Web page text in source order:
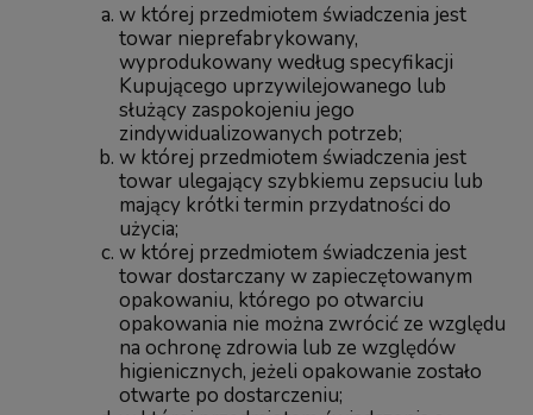
w której przedmiotem świadczenia jest
towar nieprefabrykowany,
wyprodukowany według specyfikacji
Kupującego uprzywilejowanego lub
służący zaspokojeniu jego
zindywidualizowanych potrzeb;
w której przedmiotem świadczenia jest
towar ulegający szybkiemu zepsuciu lub
mający krótki termin przydatności do
użycia;
w której przedmiotem świadczenia jest
towar dostarczany w zapieczętowanym
opakowaniu, którego po otwarciu
opakowania nie można zwrócić ze względu
na ochronę zdrowia lub ze względów
higienicznych, jeżeli opakowanie zostało
otwarte po dostarczeniu;